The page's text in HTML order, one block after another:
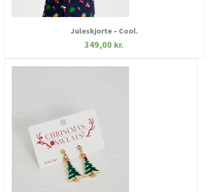
KØB NU
Juleskjorte – Cool.
349,00 kr.
SE MERE